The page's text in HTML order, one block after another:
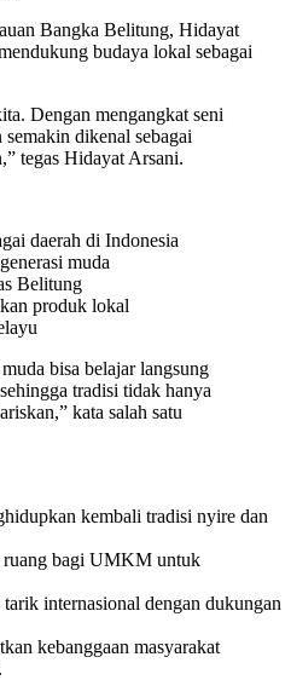
Bangka Belitung, Hidayat
budaya lokal sebagai
Dengan mengangkat seni
dikenal sebagai
tegas Hidayat Arsani.
daerah di Indonesia
muda
Belitung
produk lokal
bisa belajar langsung
tradisi tidak hanya
kata salah satu
kembali tradisi nyire dan
bagi UMKM untuk
internasional dengan dukungan
kebanggaan masyarakat